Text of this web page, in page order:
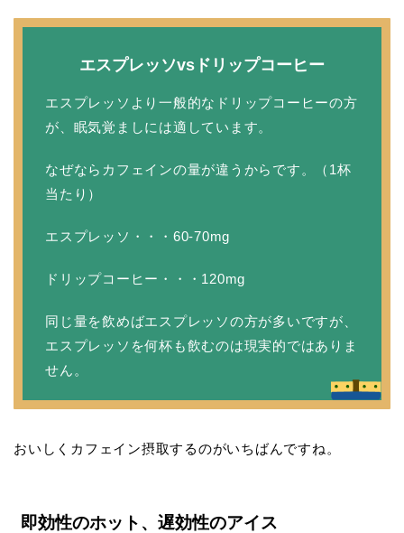
エスプレッソvsドリップコーヒー
エスプレッソより一般的なドリップコーヒーの方
が、眠気覚ましには適しています。
なぜならカフェインの量が違うからです。（1杯
当たり）
エスプレッソ・・・60-70mg
ドリップコーヒー・・・120mg
同じ量を飲めばエスプレッソの方が多いですが、
エスプレッソを何杯も飲むのは現実的ではありま
せん。
おいしくカフェイン摂取するのがいちばんですね。
即効性のホット、遅効性のアイス